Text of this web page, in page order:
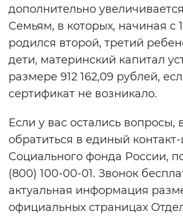
дополнительно
Семьям, в которых, начиная с
родился второй, третий
дети, материнский капитал
размере 912 162,09 рублей,
сертификат не возникало.
Если у вас остались вопросы,
обратиться в единый
Социального фонда России,
(800) 100-00-01. Звонок
актуальная информация
официальных страницах